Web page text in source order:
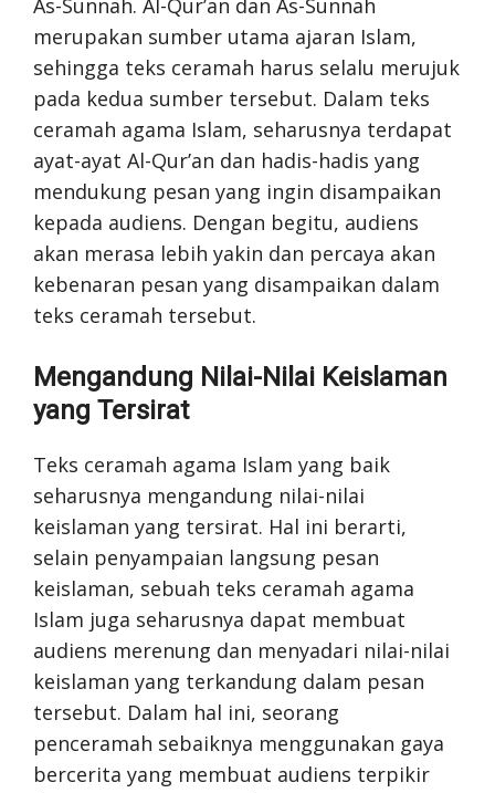
merupakan sumber utama ajaran Islam,
sehingga teks ceramah harus selalu merujuk
pada kedua sumber tersebut. Dalam teks
ceramah agama Islam, seharusnya terdapat
ayat-ayat Al-Qur’an dan hadis-hadis yang
mendukung pesan yang ingin disampaikan
kepada audiens. Dengan begitu, audiens
akan merasa lebih yakin dan percaya akan
kebenaran pesan yang disampaikan dalam
teks ceramah tersebut.
Mengandung Nilai-Nilai Keislaman
yang Tersirat
Teks ceramah agama Islam yang baik
seharusnya mengandung nilai-nilai
keislaman yang tersirat. Hal ini berarti,
selain penyampaian langsung pesan
keislaman, sebuah teks ceramah agama
Islam juga seharusnya dapat membuat
audiens merenung dan menyadari nilai-nilai
keislaman yang terkandung dalam pesan
tersebut. Dalam hal ini, seorang
penceramah sebaiknya menggunakan gaya
bercerita yang membuat audiens terpikir